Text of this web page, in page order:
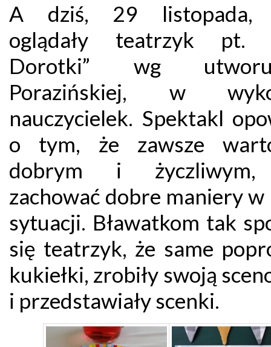
A dziś, 29 listopada,
oglądały teatrzyk pt.
Dorotki” wg
Porazińskiej, w
nauczycielek. Spektakl
o tym, że zawsze
dobrym i
zachować dobre maniery w
sytuacji. Bławatkom tak
się teatrzyk, że same
kukiełki, zrobiły swoją
i przedstawiały scenki.